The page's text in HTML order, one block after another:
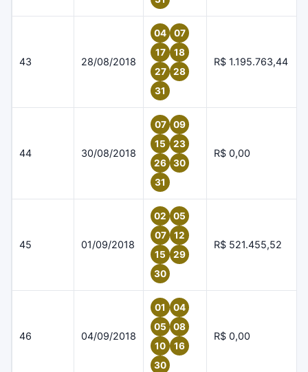
43 28/08/2018
04
07
17
18
27
28
31
R$ 1.195.763,44
44 30/08/2018
07
09
15
23
26
30
31
R$ 0,00
45 01/09/2018
02
05
07
12
15
29
30
R$ 521.455,52
46 04/09/2018
01
04
05
08
10
16
30
R$ 0,00